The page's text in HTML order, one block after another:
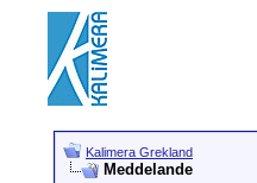
Kalimera Grekland
Meddelande